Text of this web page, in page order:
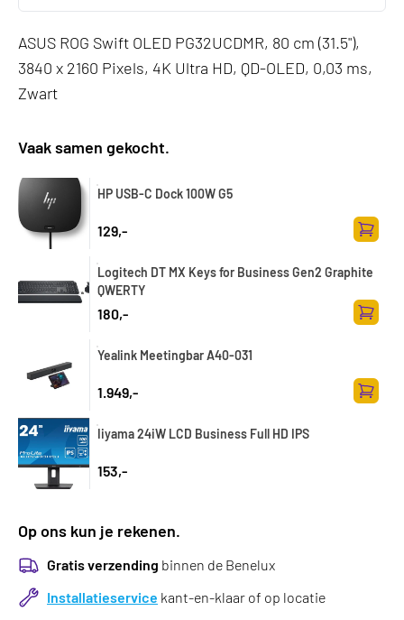
ASUS ROG Swift OLED PG32UCDMR, 80 cm (31.5"),
3840 x 2160 Pixels, 4K Ultra HD, QD-OLED, 0,03 ms,
Zwart
Vaak samen gekocht.
HP USB-C Dock 100W G5
129,-
Logitech DT MX Keys for Business Gen2 Graphite
QWERTY
180,-
Yealink Meetingbar A40-031
1.949,-
Iiyama 24iW LCD Business Full HD IPS
153,-
Op ons kun je rekenen.
Gratis verzending binnen de Benelux
Installatieservice kant-en-klaar of op locatie